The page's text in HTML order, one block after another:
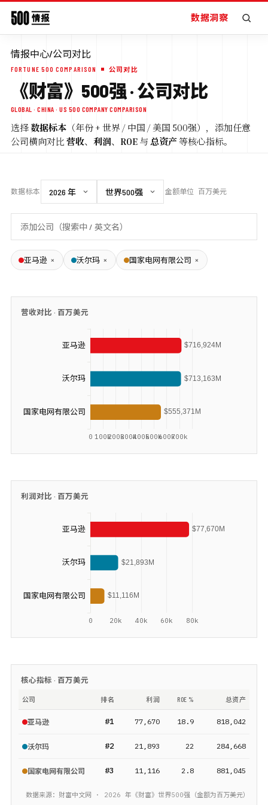
数据洞察
情报中心/公司对比
FORTUNE 500 COMPARISON 公司对比
《财富》500强 · 公司对比
GLOBAL · CHINA · US 500 COMPANY COMPARISON
选择 数据标本 （年份 + 世界 / 中国 / 美国 500强），添加任意
公司横向对比 营收、 利润、 ROE 与 总资产等核心指标。
数据标本 金额单位 百万美元
亚马逊 × 沃尔玛 × 国家电网有限公司 ×
营收对比 · 百万美元
利润对比 · 百万美元
核心指标 · 百万美元
公司 排名 利润 ROE % 总资产
亚马逊 #1 77,670 18.9 818,042
沃尔玛 #2 21,893 22 284,668
国家电网有限公司 #3 11,116 2.8 881,045
数据来源：财富中文网 · 2026 年《财富》 世界500强 （金额为百万美元）